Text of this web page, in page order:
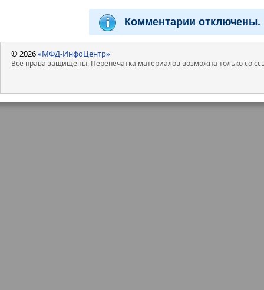
Комментарии отключены.
© 2026«МФД-ИнфоЦентр»
Все права защищены. Перепечатка материалов возможна только со